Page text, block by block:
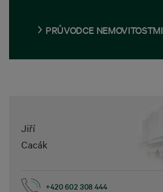
PRŮVODCE NEMOVITOSTMI
Jiří
Cacák
+420 602 308 444